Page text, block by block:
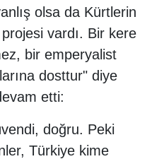
olsa da Kürtlerin
vardı. Bir kere
bir emperyalist
dosttur" diye
etti:
doğru. Peki
Türkiye kime